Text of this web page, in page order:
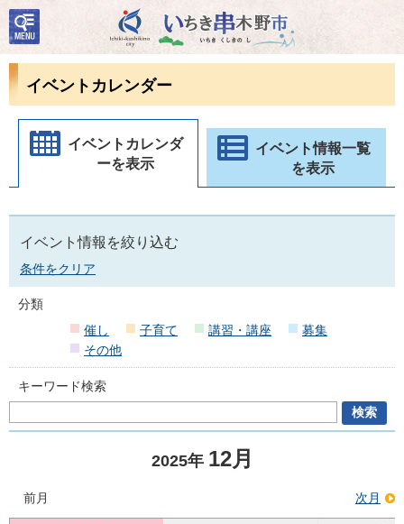
いちき串木野市
検
索・
共通
ューイベントカレンダー
イベントカレンダ
ーを表示
イベント情報一覧
を表示
イベント情報を絞り込む
条件をクリア
分類
催し
子育て 講習・講座
募集
その他
キーワード検索
前月
2025年 12月
次月